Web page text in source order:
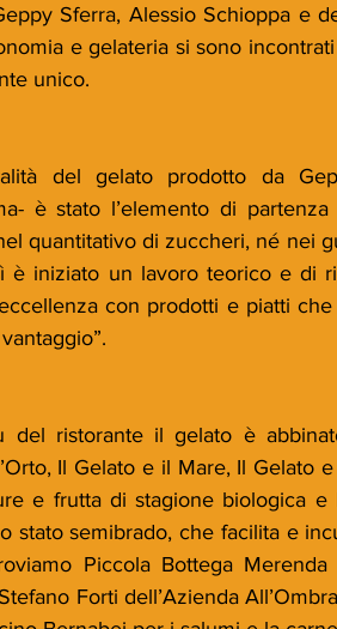
Sferra, Alessio Schioppa e
e gelateria si sono
unico.
del gelato prodotto da
è stato l’elemento di
quantitativo di zuccheri, né nei
è iniziato un lavoro teorico e di
con prodotti e piatti
del ristorante il gelato è
Il Gelato e il Mare, Il Gelato
e frutta di stagione biologica
stato semibrado, che facilita e
Piccola Bottega
Forti dell’Azienda